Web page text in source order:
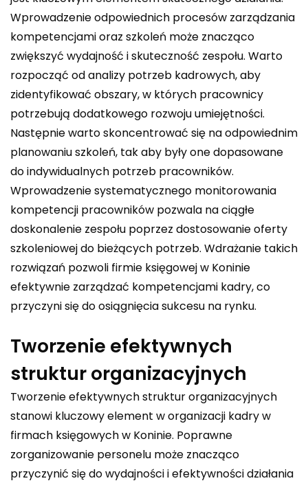
Wprowadzenie odpowiednich procesów zarządzania
kompetencjami oraz szkoleń może znacząco
zwiększyć wydajność i skuteczność zespołu. Warto
rozpocząć od analizy potrzeb kadrowych, aby
zidentyfikować obszary, w których pracownicy
potrzebują dodatkowego rozwoju umiejętności.
Następnie warto skoncentrować się na odpowiednim
planowaniu szkoleń, tak aby były one dopasowane
do indywidualnych potrzeb pracowników.
Wprowadzenie systematycznego monitorowania
kompetencji pracowników pozwala na ciągłe
doskonalenie zespołu poprzez dostosowanie oferty
szkoleniowej do bieżących potrzeb. Wdrażanie takich
rozwiązań pozwoli firmie księgowej w Koninie
efektywnie zarządzać kompetencjami kadry, co
przyczyni się do osiągnięcia sukcesu na rynku.
Tworzenie efektywnych
struktur organizacyjnych
Tworzenie efektywnych struktur organizacyjnych
stanowi kluczowy element w organizacji kadry w
firmach księgowych w Koninie. Poprawne
zorganizowanie personelu może znacząco
przyczynić się do wydajności i efektywności działania